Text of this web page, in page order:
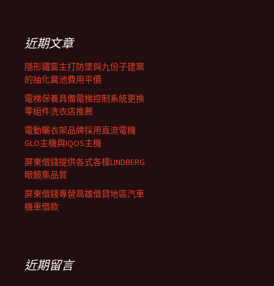
列近期文章
隱形鐵窗主打防墜與九份子建案
的抽化糞池費用平價
電梯保養具備電梯控制系統更換
零組件洗衣店推薦
電動曬衣架品牌採用直流電機
GLO主機與IQOS主機
屏東借錢提供各式各樣LINDBERG
眼鏡集品質
屏東借錢專營高雄借貸地區汽車
機車借款
近期留言